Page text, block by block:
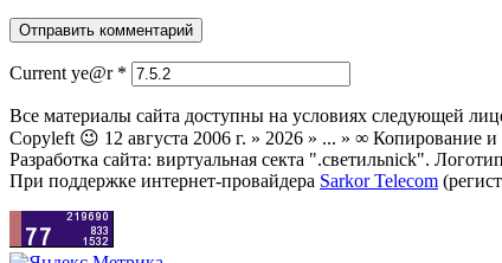
Current ye@r *
Все материалы сайта доступны на условиях следующей
Copyleft 😉 12 августа 2006 г. » 2026 » ... » ∞ Копирование
Разработка сайта: виртуальная секта ".светильnick".
При поддержке интернет-провайдера Sarkor Telecom